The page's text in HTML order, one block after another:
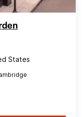
States